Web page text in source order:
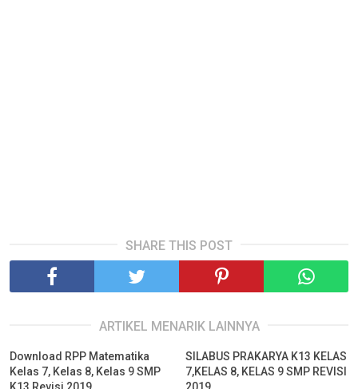
SHARE THIS POST
ARTIKEL MENARIK LAINNYA
Download RPP Matematika
Kelas 7, Kelas 8, Kelas 9 SMP
K13 Revisi 2019
SILABUS PRAKARYA K13 KELAS
7,KELAS 8, KELAS 9 SMP REVISI
2019